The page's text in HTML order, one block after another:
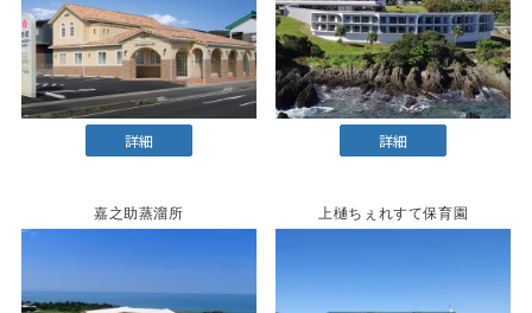
詳細 詳細
嘉之助蒸溜所 上樋ちぇれすて保育園